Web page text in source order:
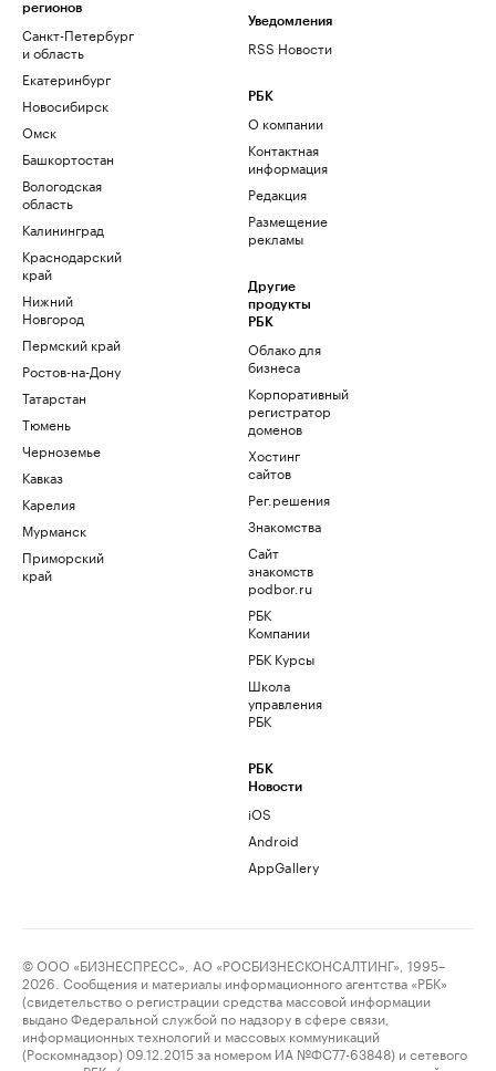
регионов
Санкт-Петербург
и область
Екатеринбург
Новосибирск
Омск
Башкортостан
Вологодская
область
Калининград
Краснодарский
край
Нижний
Новгород
Пермский край
Ростов-на-Дону
Татарстан
Тюмень
Черноземье
Кавказ
Карелия
Мурманск
Приморский
край
Уведомления
RSS Новости
РБК
О компании
Контактная
информация
Редакция
Размещение
рекламы
Другие
продукты
РБК
Облако для
бизнеса
Корпоративный
регистратор
доменов
Хостинг
сайтов
Рег.решения
Знакомства
Сайт
знакомств
podbor.ru
РБК
Компании
РБК Курсы
Школа
управления
РБК
РБК
Новости
iOS
Android
AppGallery
© ООО «БИЗНЕСПРЕСС», АО «РОСБИЗНЕСКОНСАЛТИНГ», 1995–
2026. Сообщения и материалы информационного агентства «РБК»
(свидетельство о регистрации средства массовой информации
выдано Федеральной службой по надзору в сфере связи,
информационных технологий и массовых коммуникаций
(Роскомнадзор) 09.12.2015 за номером ИА №ФС77-63848) и сетевого